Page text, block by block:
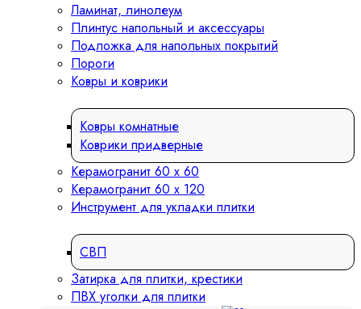
Ламинат, линолеум
Плинтус напольный и аксессуары
Подложка для напольных покрытий
Пороги
Ковры и коврики
Ковры комнатные
Коврики придверные
Керамогранит 60 х 60
Керамогранит 60 х 120
Инструмент для укладки плитки
СВП
Затирка для плитки, крестики
ПВХ уголки для плитки